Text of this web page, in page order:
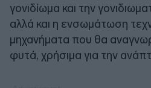
γονιδίωμα και την
αλλά και η ενσωμάτωση
μηχανήματα που θα
φυτά, χρήσιμα για την